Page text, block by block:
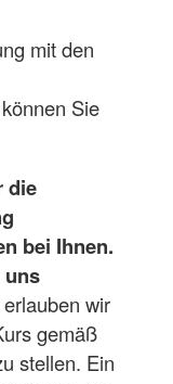
mit den
Sie
die
bei Ihnen.
uns
wir
gemäß
stellen. Ein